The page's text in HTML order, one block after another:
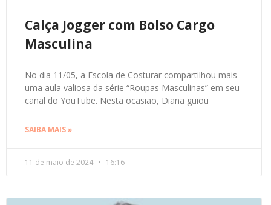
Calça Jogger com Bolso Cargo
Masculina
No dia 11/05, a Escola de Costurar compartilhou mais
uma aula valiosa da série “Roupas Masculinas” em seu
canal do YouTube. Nesta ocasião, Diana guiou
SAIBA MAIS »
11 de maio de 2024 16:16